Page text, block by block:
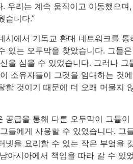
우리는 계속 움직이고 이동했으며
습니다.”
시에서 기독교 환대 네트워크를 통
있는 오두막을 찾았습니다. 그들
을 심을 수 있었습니다. 그러나 그
소유자들이 그것을 임대하는 것
할 것이기 때문에 더 오래 머물지
공급을 통해 다른 오두막이 그들이
들에게 사용할 수 있었습니다. 그
넷을 요리할 수 있는 작은 부엌을
아시아에서 책임을 따라 갈 수 있